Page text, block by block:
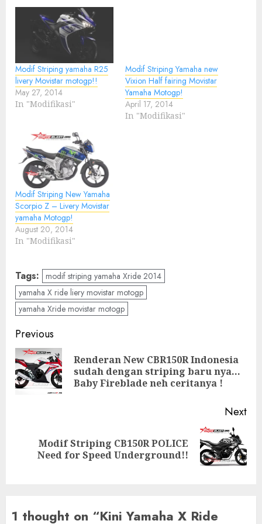
Modif Striping yamaha R25
livery Movistar motogp!!
May 27, 2014
In "Modifikasi"
Modif Striping Yamaha new
Vixion Half fairing Movistar
Yamaha Motogp!
April 17, 2014
In "Modifikasi"
Modif Striping New Yamaha
Scorpio Z – Livery Movistar
yamaha Motogp!
August 20, 2014
In "Modifikasi"
Tags: modif striping yamaha Xride 2014
yamaha X ride liery movistar motogp
yamaha Xride movistar motogp
Post
navigation
Previous
Renderan New CBR150R Indonesia
sudah dengan striping baru nya…
Baby Fireblade neh ceritanya !
Next
Next
post:
Modif Striping CB150R POLICE
Need for Speed Underground!!
1 thought on “Kini Yamaha X Ride